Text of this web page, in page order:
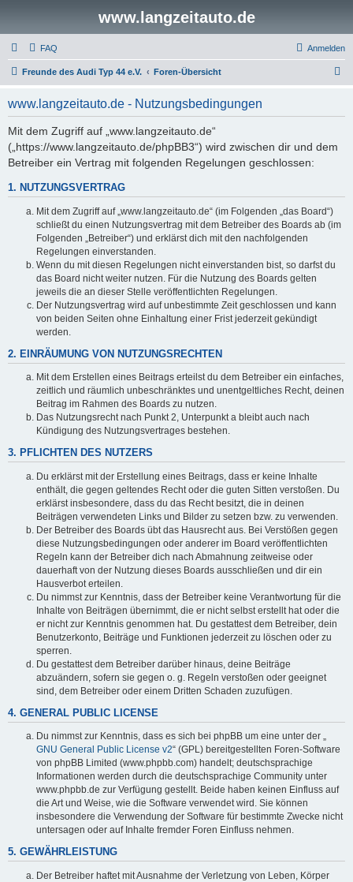
www.langzeitauto.de
FAQ Anmelden
Freunde des Audi Typ 44 e.V. Foren-Übersicht
www.langzeitauto.de - Nutzungsbedingungen
Mit dem Zugriff auf „www.langzeitauto.de“
(„https://www.langzeitauto.de/phpBB3“) wird zwischen dir und dem
Betreiber ein Vertrag mit folgenden Regelungen geschlossen:
1. NUTZUNGSVERTRAG
Mit dem Zugriff auf „www.langzeitauto.de“ (im Folgenden „das Board“)
schließt du einen Nutzungsvertrag mit dem Betreiber des Boards ab (im
Folgenden „Betreiber“) und erklärst dich mit den nachfolgenden
Regelungen einverstanden.
Wenn du mit diesen Regelungen nicht einverstanden bist, so darfst du
das Board nicht weiter nutzen. Für die Nutzung des Boards gelten
jeweils die an dieser Stelle veröffentlichten Regelungen.
Der Nutzungsvertrag wird auf unbestimmte Zeit geschlossen und kann
von beiden Seiten ohne Einhaltung einer Frist jederzeit gekündigt
werden.
2. EINRÄUMUNG VON NUTZUNGSRECHTEN
Mit dem Erstellen eines Beitrags erteilst du dem Betreiber ein einfaches,
zeitlich und räumlich unbeschränktes und unentgeltliches Recht, deinen
Beitrag im Rahmen des Boards zu nutzen.
Das Nutzungsrecht nach Punkt 2, Unterpunkt a bleibt auch nach
Kündigung des Nutzungsvertrages bestehen.
3. PFLICHTEN DES NUTZERS
Du erklärst mit der Erstellung eines Beitrags, dass er keine Inhalte
enthält, die gegen geltendes Recht oder die guten Sitten verstoßen. Du
erklärst insbesondere, dass du das Recht besitzt, die in deinen
Beiträgen verwendeten Links und Bilder zu setzen bzw. zu verwenden.
Der Betreiber des Boards übt das Hausrecht aus. Bei Verstößen gegen
diese Nutzungsbedingungen oder anderer im Board veröffentlichten
Regeln kann der Betreiber dich nach Abmahnung zeitweise oder
dauerhaft von der Nutzung dieses Boards ausschließen und dir ein
Hausverbot erteilen.
Du nimmst zur Kenntnis, dass der Betreiber keine Verantwortung für die
Inhalte von Beiträgen übernimmt, die er nicht selbst erstellt hat oder die
er nicht zur Kenntnis genommen hat. Du gestattest dem Betreiber, dein
Benutzerkonto, Beiträge und Funktionen jederzeit zu löschen oder zu
sperren.
Du gestattest dem Betreiber darüber hinaus, deine Beiträge
abzuändern, sofern sie gegen o. g. Regeln verstoßen oder geeignet
sind, dem Betreiber oder einem Dritten Schaden zuzufügen.
4. GENERAL PUBLIC LICENSE
Du nimmst zur Kenntnis, dass es sich bei phpBB um eine unter der „
GNU General Public License v2“ (GPL) bereitgestellten Foren-Software
von phpBB Limited (www.phpbb.com) handelt; deutschsprachige
Informationen werden durch die deutschsprachige Community unter
www.phpbb.de zur Verfügung gestellt. Beide haben keinen Einfluss auf
die Art und Weise, wie die Software verwendet wird. Sie können
insbesondere die Verwendung der Software für bestimmte Zwecke nicht
untersagen oder auf Inhalte fremder Foren Einfluss nehmen.
5. GEWÄHRLEISTUNG
Der Betreiber haftet mit Ausnahme der Verletzung von Leben, Körper